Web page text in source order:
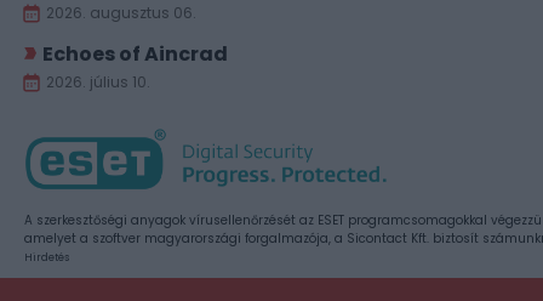
2026. augusztus 06.
Echoes of Aincrad
2026. július 10.
A szerkesztőségi anyagok vírusellenőrzését az ESET programcsomagokkal
amelyet a szoftver magyarországi forgalmazója, a Sicontact Kft. biztosít
Hirdetés